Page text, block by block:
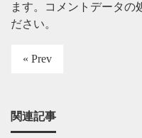
ます。
コメントデータの
ださい。
« Prev
関連記事